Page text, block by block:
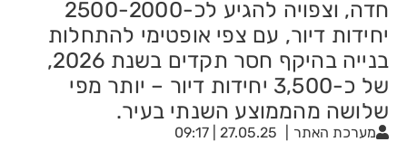
חדה, וצפויה להגיע לכ-2500-2000
יחידות דיור, עם צפי אופטימי להתחלות
בנייה בהיקף חסר תקדים בשנת 2026,
של כ-3,500 יחידות דיור – יותר מפי
שלושה מהממוצע השנתי בעיר.
מערכת האתר 27.05.25 | 09:17